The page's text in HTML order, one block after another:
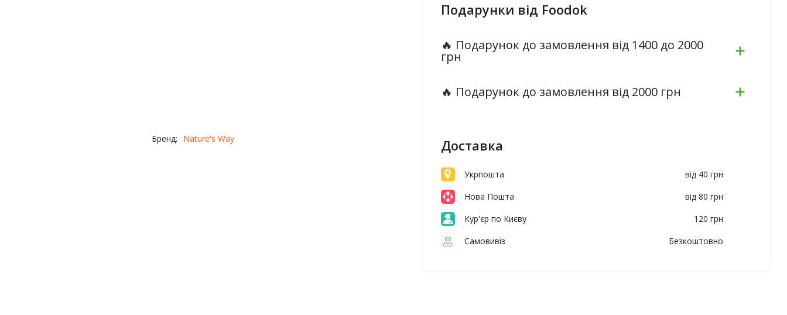
Бренд: Nature's Way
Подарунки від Foodok
🔥 Подарунок до замовлення від 1400 до 2000
грн
🔥 Подарунок до замовлення від 2000 грн
Доставка
Укрпошта
від 40 грн
Нова Пошта
від 80 грн
Кур'єр по Києву
120 грн
Самовивіз
Безкоштовно